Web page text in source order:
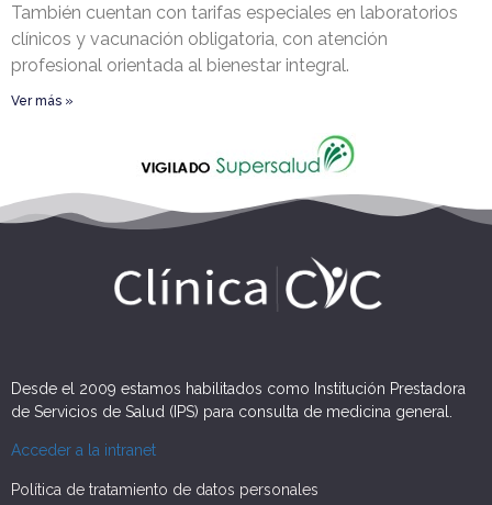
También cuentan con tarifas especiales en laboratorios
clínicos y vacunación obligatoria, con atención
profesional orientada al bienestar integral.
Ver más »
Desde el 2009 estamos habilitados como Institución Prestadora
de Servicios de Salud (IPS) para consulta de medicina general.
Acceder a la intranet
Política de tratamiento de datos personales